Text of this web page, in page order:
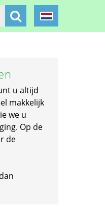
u altijd
makkelijk
we u
Op de
de